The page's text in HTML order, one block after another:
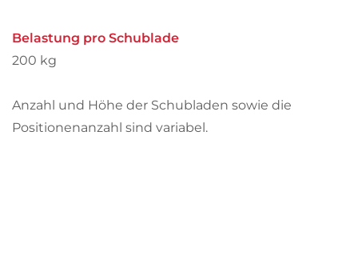
Belastung pro Schublade
200 kg
Anzahl und Höhe der Schubladen sowie die
Positionenanzahl sind variabel.